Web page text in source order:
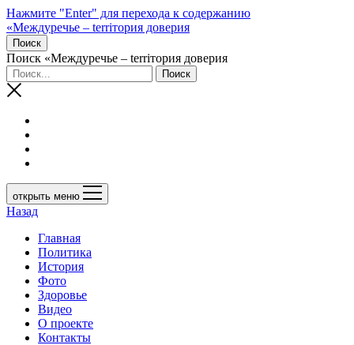
Нажмите "Enter" для перехода к содержанию
«Междуречье – terriтория доверия
Поиск
Поиск «Междуречье – terriтория доверия
открыть меню
Назад
Главная
Политика
История
Фото
Здоровье
Видео
О проекте
Контакты